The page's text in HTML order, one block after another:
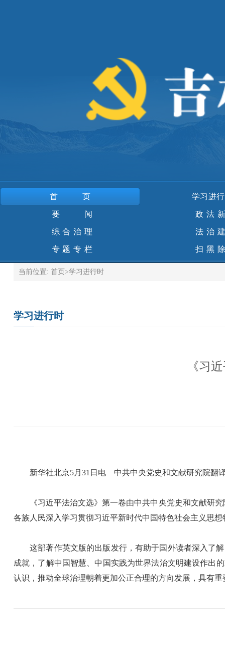
首页 学习进
要 闻 政法
综合治理 法治
专题专栏 扫黑
当前位置: 首页 >学习进行时
学习进行时
《习
新华社北京5月31日电 中共中央党史和文献研究院翻译
《习近平法治文选》第一卷由中共中央党史和文献研究
各族人民深入学习贯彻习近平新时代中国特色社会主义思
这部著作英文版的出版发行，有助于国外读者深入了解
成就，了解中国智慧、中国实践为世界法治文明建设作出
认识，推动全球治理朝着更加公正合理的方向发展，具有重